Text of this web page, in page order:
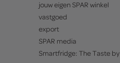
jouw eigen SPAR winkel
vastgoed
export
SPAR media
Smartfridge: The Taste by